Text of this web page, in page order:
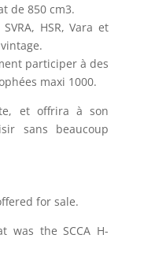
de 850 cm3.
HSR, Vara et
participer à des
maxi 1000.
et offrira à son
sans beaucoup
for sale.
was the SCCA H-